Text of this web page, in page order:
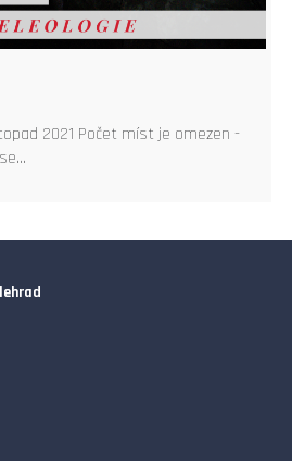
2021 Počet míst je omezen -